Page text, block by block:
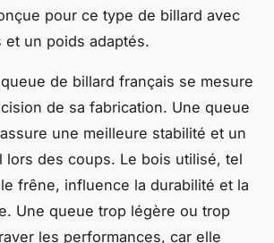
pour ce type de billard avec
un poids adaptés.
de billard français se mesure
de sa fabrication. Une queue
une meilleure stabilité et un
lors des coups. Le bois utilisé, tel
frêne, influence la durabilité et la
Une queue trop légère ou trop
les performances, car elle